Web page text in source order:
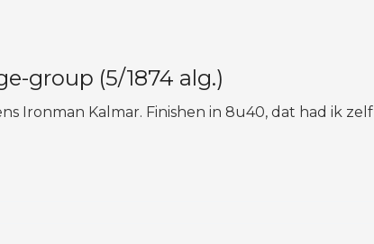
group (5/1874 alg.)
Ironman Kalmar. Finishen in 8u40, dat had ik zelf